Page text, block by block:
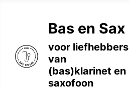
Bas en Sax
voor liefhebbers
van
(bas)klarinet en
saxofoon